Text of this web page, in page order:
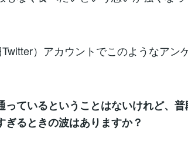
）アカウントでこのようなアン
っているということはないけれど、
ぎるときの波はありますか？